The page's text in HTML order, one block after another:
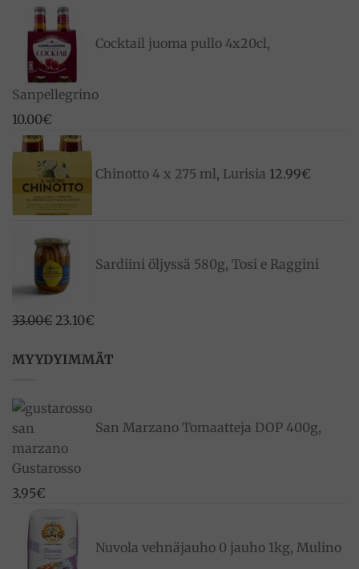
Cocktail juoma pullo 4x20cl,
Sanpellegrino
10.00€
Chinotto 4 x 275 ml, Lurisia 12.99€
Sardiini öljyssä 580g, Tosi e Raggini
33.00€ Alkuperäinen
oli:
23.10€Nykyinen
on:
MYYDYIMMÄT
San Marzano Tomaatteja DOP 400g,
Gustarosso
3.95€
Nuvola vehnäjauho 0 jauho 1kg, Mulino